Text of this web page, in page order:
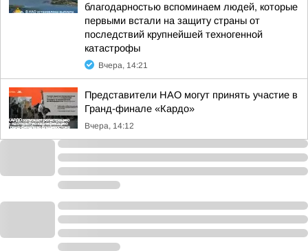
благодарностью вспоминаем людей, которые
первыми встали на защиту страны от
последствий крупнейшей техногенной
катастрофы
Вчера, 14:21
Представители НАО могут принять участие в
Гранд-финале «Кардо»
Вчера, 14:12